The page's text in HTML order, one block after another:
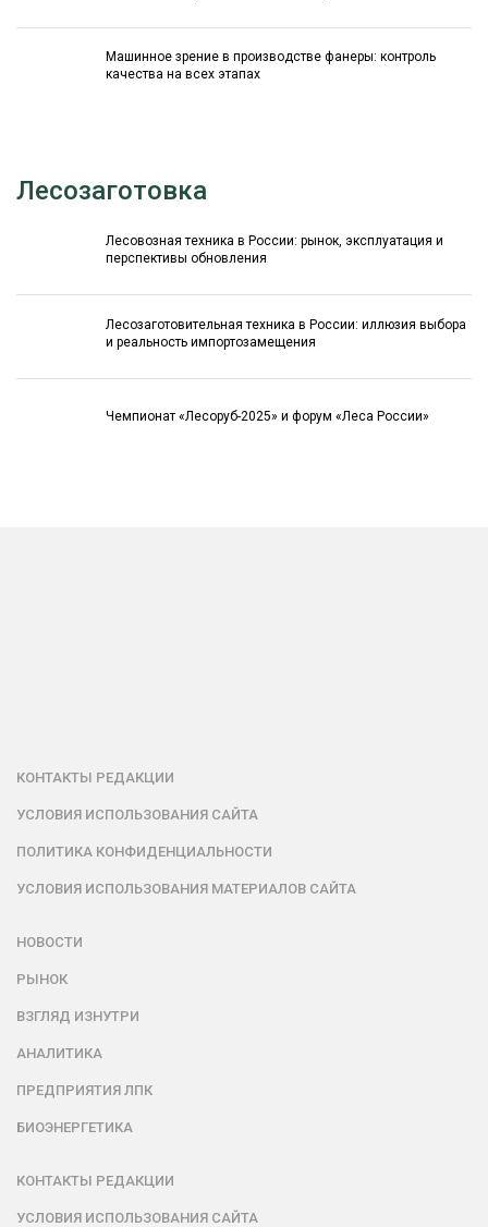
Машинное зрение в производстве фанеры: контроль
качества на всех этапах
Лесозаготовка
Лесовозная техника в России: рынок, эксплуатация и
перспективы обновления
Лесозаготовительная техника в России: иллюзия выбора
и реальность импортозамещения
Чемпионат «Лесоруб-2025» и форум «Леса России»
КОНТАКТЫ РЕДАКЦИИ
УСЛОВИЯ ИСПОЛЬЗОВАНИЯ САЙТА
ПОЛИТИКА КОНФИДЕНЦИАЛЬНОСТИ
УСЛОВИЯ ИСПОЛЬЗОВАНИЯ МАТЕРИАЛОВ САЙТА
НОВОСТИ
РЫНОК
ВЗГЛЯД ИЗНУТРИ
АНАЛИТИКА
ПРЕДПРИЯТИЯ ЛПК
БИОЭНЕРГЕТИКА
КОНТАКТЫ РЕДАКЦИИ
УСЛОВИЯ ИСПОЛЬЗОВАНИЯ САЙТА